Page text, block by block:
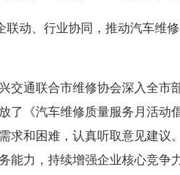
动、行业协同，推动汽车维
通联合市维修协会深入全市
了《汽车维修质量服务月活动
和困难，认真听取意见建议
力，持续增强企业核心竞争